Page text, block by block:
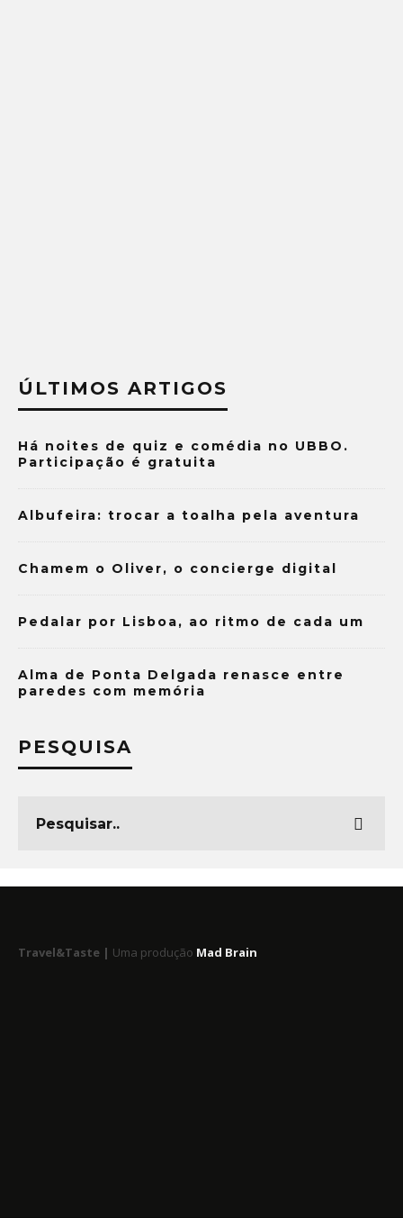
ÚLTIMOS ARTIGOS
Há noites de quiz e comédia no UBBO.
Participação é gratuita
Albufeira: trocar a toalha pela aventura
Chamem o Oliver, o concierge digital
Pedalar por Lisboa, ao ritmo de cada um
Alma de Ponta Delgada renasce entre
paredes com memória
PESQUISA
Travel&Taste | Uma produção Mad Brain